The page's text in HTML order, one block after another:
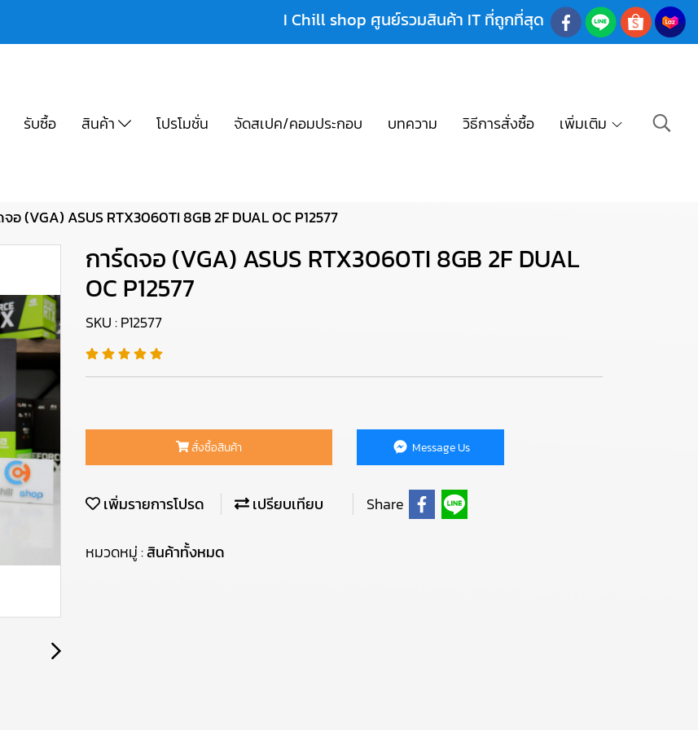
I Chill shop ศูนย์รวมสินค้า IT ที่ถูกที่สุด
รับซื้อ สินค้า โปรโมชั่น จัดสเปค/คอมประกอบ บทความ วิธีการสั่งซื้อ เพิ่มเติม
อ (VGA) ASUS RTX3060TI 8GB 2F DUAL OC P12577
การ์ดจอ (VGA) ASUS RTX3060TI 8GB 2F DUAL
OC P12577
SKU : P12577
สั่งซื้อสินค้า Message Us
เพิ่มรายการโปรด เปรียบเทียบ Share
หมวดหมู่ :สินค้าทั้งหมด